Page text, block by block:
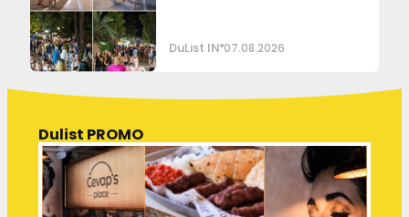
DuList IN 07.08.2026
Dulist PROMO